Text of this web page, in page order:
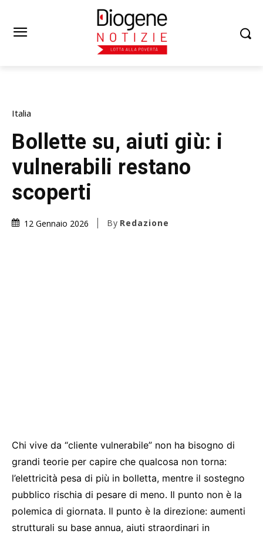
Italia
Bollette su, aiuti giù: i
vulnerabili restano
scoperti
12 Gennaio 2026 By Redazione
Chi vive da “cliente vulnerabile” non ha bisogno di
grandi teorie per capire che qualcosa non torna:
l’elettricità pesa di più in bolletta, mentre il sostegno
pubblico rischia di pesare di meno. Il punto non è la
polemica di giornata. Il punto è la direzione: aumenti
strutturali su base annua, aiuti straordinari in